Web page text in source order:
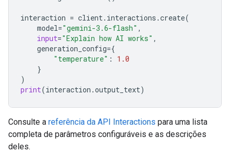
interaction = client. interactions .create(
model="gemini-3.6-flash" ,
input="Explain how AI works" ,
generation_config={
"temperature" :
1.0
}
)
print(interaction .output_text)
Consulte a referência da API Interactions para uma lista
completa de parâmetros configuráveis e as descrições
deles.